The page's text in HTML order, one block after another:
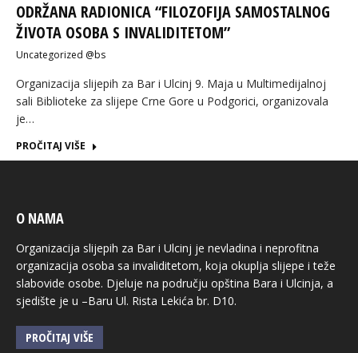
ODRŽANA RADIONICA “FILOZOFIJA SAMOSTALNOG
ŽIVOTA OSOBA S INVALIDITETOM”
Uncategorized @bs
Organizacija slijepih za Bar i Ulcinj 9. Maja u Multimedijalnoj
sali Biblioteke za slijepe Crne Gore u Podgorici, organizovala
je…
PROČITAJ VIŠE
O NAMA
Organizacija slijepih za Bar i Ulcinj je nevladina i neprofitna
organizacija osoba sa invaliditetom, koja okuplja slijepe i teže
slabovide osobe. Djeluje na području opština Bara i Ulcinja, a
sjedište je u –Baru Ul. Rista Lekića br. D10.
PROČITAJ VIŠE